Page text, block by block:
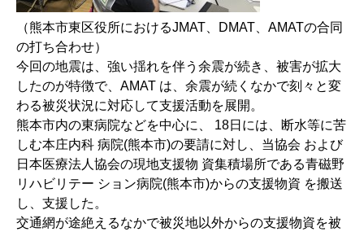
（熊本市東区役所におけるJMAT、DMAT、AMATの合同
の打ち合わせ）
今回の地震は、強い揺れを伴う余震が続き、被害が拡大
したのが特徴で、AMAT は、余震が続くなかで刻々と変
わる被災状況に対応して支援活動を展開。
熊本市内の東病院などを中心に、 18日には、断水等に苦
しむ本庄内科 病院(熊本市)の要請に対し、当協会 および
日本医療法人協会の現地支援物 資集積場所である青磁野
リハビリテー ション病院(熊本市)からの支援物資 を搬送
し、支援した。
交通網が途絶えるなかで被災地以外からの支援物資を被